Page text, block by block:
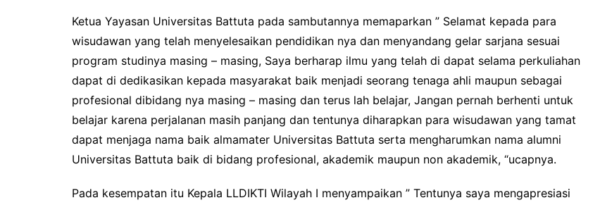
Ketua Yayasan Universitas Battuta pada sambutannya memaparkan ” Selamat kepada para
wisudawan yang telah menyelesaikan pendidikan nya dan menyandang gelar sarjana sesuai
program studinya masing – masing, Saya berharap ilmu yang telah di dapat selama perkuliahan
dapat di dedikasikan kepada masyarakat baik menjadi seorang tenaga ahli maupun sebagai
profesional dibidang nya masing – masing dan terus lah belajar, Jangan pernah berhenti untuk
belajar karena perjalanan masih panjang dan tentunya diharapkan para wisudawan yang tamat
dapat menjaga nama baik almamater Universitas Battuta serta mengharumkan nama alumni
Universitas Battuta baik di bidang profesional, akademik maupun non akademik, “ucapnya.
Pada kesempatan itu Kepala LLDIKTI Wilayah I menyampaikan ” Tentunya saya mengapresiasi